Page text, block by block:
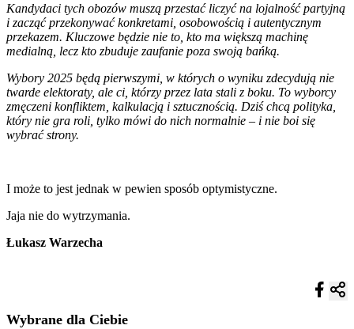
Kandydaci tych obozów muszą przestać liczyć na lojalność partyjną
i zacząć przekonywać konkretami, osobowością i autentycznym
przekazem. Kluczowe będzie nie to, kto ma większą machinę
medialną, lecz kto zbuduje zaufanie poza swoją bańką.
Wybory 2025 będą pierwszymi, w których o wyniku zdecydują nie
twarde elektoraty, ale ci, którzy przez lata stali z boku. To wyborcy
zmęczeni konfliktem, kalkulacją i sztucznością. Dziś chcą polityka,
który nie gra roli, tylko mówi do nich normalnie – i nie boi się
wybrać strony.
I może to jest jednak w pewien sposób optymistyczne.
Jaja nie do wytrzymania.
Łukasz Warzecha
Wybrane dla Ciebie